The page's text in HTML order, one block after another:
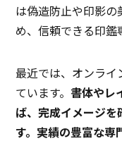
は偽造防止や印影
め、信頼できる印鑑
最近では、オンラ
ています。書体やレ
ば、完成イメージ
す。実績の豊富な専